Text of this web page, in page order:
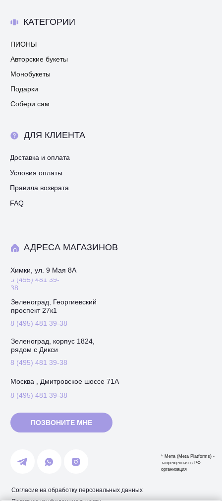
Собери сам
Подарки
Монобукеты
ПИОНЫ
Авторские букеты
Доставка и оплата
Условия оплаты
ДЛЯ КЛИЕНТА
FAQ
Москва , Дмитровское шоссе 71А
8 (495) 481 39-38
Согласие на обработку персональных данных
АДРЕСА МАГАЗИНОВ
Правила возврата
КАТЕГОРИИ
ПОЗВОНИТЕ МНЕ
* Мета (Meta Platforms) -
запрещенная в РФ
организация
8 (495) 481 39-38
Зеленоград, Георгиевский
проспект 27к1
8 (495) 481 39-38
Зеленоград, корпус 1824,
рядом с Дикси
8 (495) 481 39-
38
Химки, ул. 9 Мая 8А